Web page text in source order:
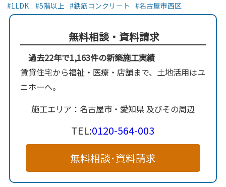
1LDK
5階以上 鉄筋コンクリート 名古屋市西区
無料相談・資料請求
過去22年で1,163件の新築施工実績
賃貸住宅から福祉・医療・店舗まで、土地活用はユ
ニホーへ。
施工エリア：名古屋市・愛知県 及びその周辺
TEL:0120-564-003
無料相談･資料請求